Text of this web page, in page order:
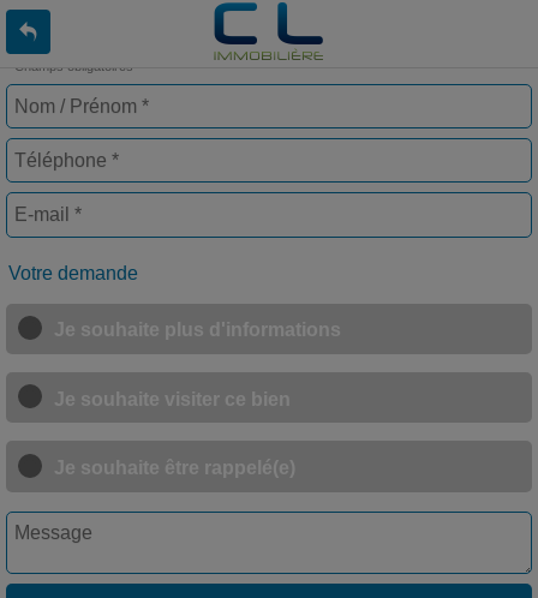
* Champs obligatoires
Votre demande
Je souhaite plus d'informations
Je souhaite visiter ce bien
Je souhaite être rappelé(e)